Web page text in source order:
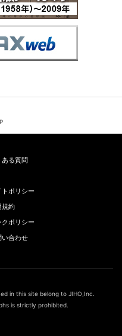
ある質問
トポリシー
規約
クポリシー
い合わせ
in this site belong to JIHO,Inc.
is strictly prohibited.